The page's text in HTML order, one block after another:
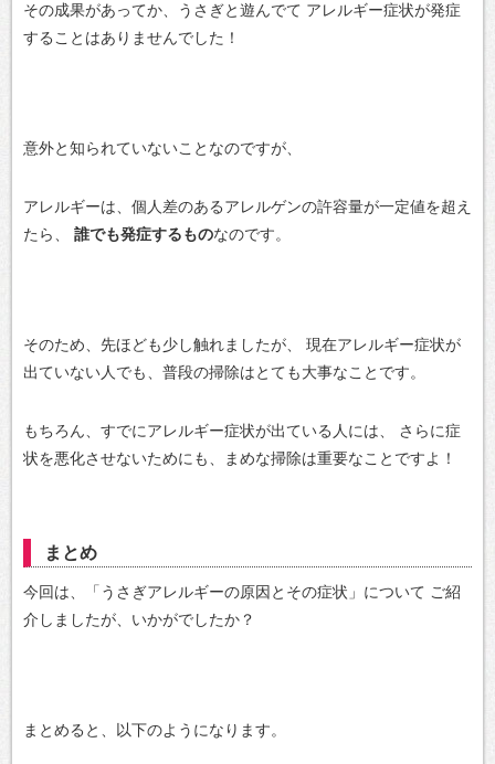
その成果があってか、うさぎと遊んでて アレルギー症状が発症
することはありませんでした！
意外と知られていないことなのですが、
アレルギーは、個人差のあるアレルゲンの許容量が一定値を超え
たら、
誰でも発症するものなのです。
そのため、先ほども少し触れましたが、
現在アレルギー症状が
出ていない人でも、普段の掃除はとても大事なことです。
もちろん、すでにアレルギー症状が出ている人には、
さらに症
状を悪化させないためにも、まめな掃除は重要なことですよ！
まとめ
今回は、「うさぎアレルギーの原因とその症状」について ご紹
介しましたが、いかがでしたか？
まとめると、以下のようになります。